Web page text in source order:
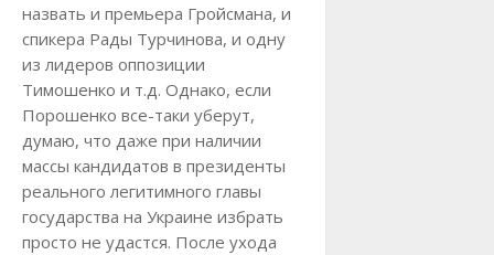
назвать и премьера Гройсмана, и
спикера Рады Турчинова, и одну
из лидеров оппозиции
Тимошенко и т.д. Однако, если
Порошенко все-таки уберут,
думаю, что даже при наличии
массы кандидатов в президенты
реального легитимного главы
государства на Украине избрать
просто не удастся. После ухода